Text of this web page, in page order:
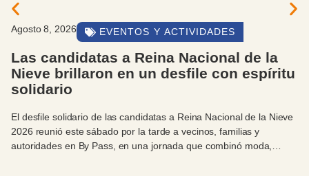
8, 2026 EVENTOS Y ACTIVIDADES
candidatas a Reina Nacional de la
brillaron en un desfile con espíritu
desfile solidario de las candidatas a Reina Nacional de la Nieve
reunió este sábado por la tarde a vecinos, familias y
en By Pass, en una jornada que combinó moda,